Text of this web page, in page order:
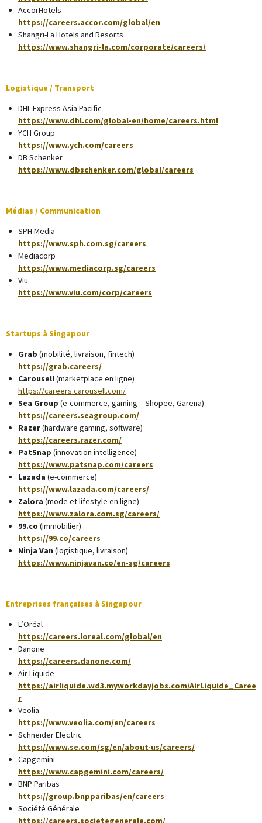
AccorHotels
https://careers.accor.com/global/en
Shangri-La Hotels and Resorts
https://www.shangri-la.com/corporate/careers/
Logistique / Transport
DHL Express Asia Pacific
https://www.dhl.com/global-en/home/careers.html
YCH Group
https://www.ych.com/careers
DB Schenker
https://www.dbschenker.com/global/careers
Médias / Communication
SPH Media
https://www.sph.com.sg/careers
Mediacorp
https://www.mediacorp.sg/careers
Viu
https://www.viu.com/corp/careers
Startups à Singapour
Grab (mobilité, livraison, fintech)
https://grab.careers/
Carousell(marketplace en ligne)
https://careers.carousell.com/
Sea Group (e-commerce, gaming – Shopee, Garena)
https://careers.seagroup.com/
Razer(hardware gaming, software)
https://careers.razer.com/
PatSnap (innovation intelligence)
https://www.patsnap.com/careers
Lazada (e-commerce)
https://www.lazada.com/careers/
Zalora (mode et lifestyle en ligne)
https://www.zalora.com.sg/careers/
99.co (immobilier)
https://99.co/careers
Ninja Van (logistique, livraison)
https://www.ninjavan.co/en-sg/careers
Entreprises françaises à Singapour
L’Oréal
https://careers.loreal.com/global/en
Danone
https://careers.danone.com/
Air Liquide
https://airliquide.wd3.myworkdayjobs.com/AirLiquide_Caree
r
Veolia
https://www.veolia.com/en/careers
Schneider Electric
https://www.se.com/sg/en/about-us/careers/
Capgemini
https://www.capgemini.com/careers/
BNP Paribas
https://group.bnpparibas/en/careers
Société Générale
https://careers.societegenerale.com/